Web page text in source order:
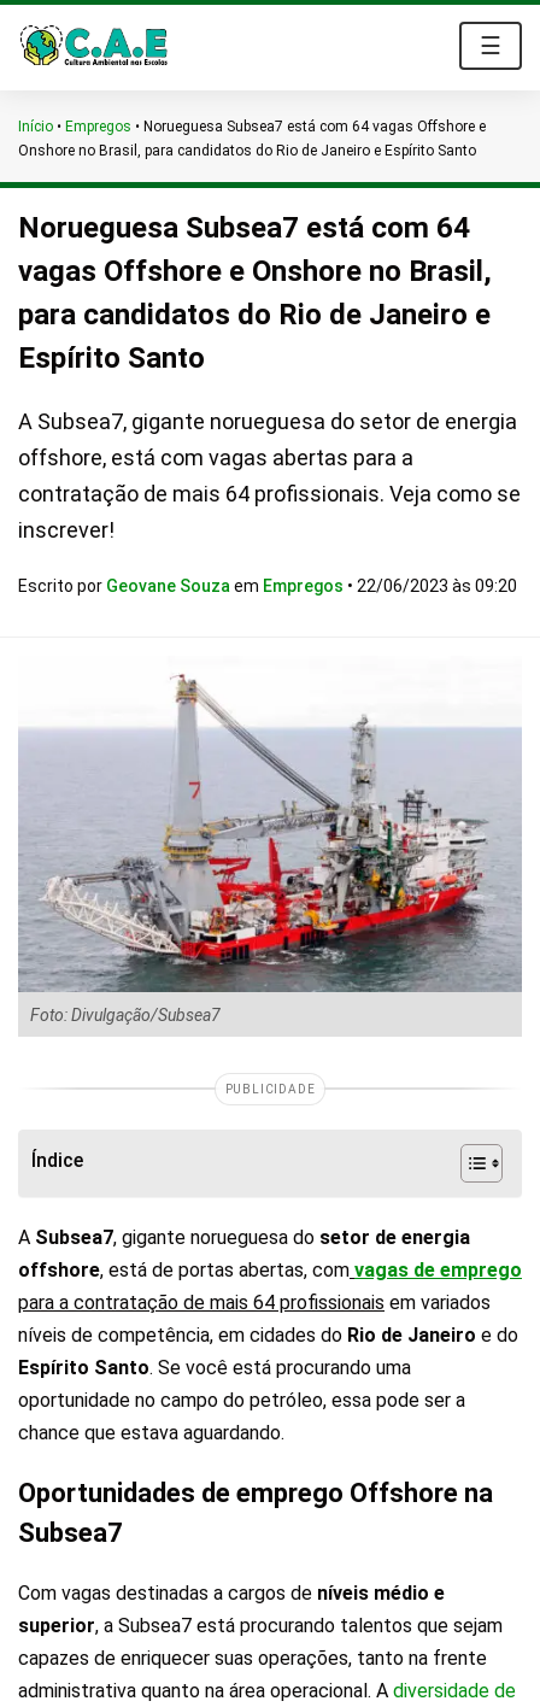
☰
Início • Empregos • Norueguesa Subsea7 está com 64 vagas Offshore e
Onshore no Brasil, para candidatos do Rio de Janeiro e Espírito Santo
Norueguesa Subsea7 está com 64
vagas Offshore e Onshore no Brasil,
para candidatos do Rio de Janeiro e
Espírito Santo
A Subsea7, gigante norueguesa do setor de energia
offshore, está com vagas abertas para a
contratação de mais 64 profissionais. Veja como se
inscrever!
Escrito por Geovane Souza em Empregos • 22/06/2023 às 09:20
Foto: Divulgação/Subsea7
PUBLICIDADE
Índice
A Subsea7, gigante norueguesa do setor de energia
offshore, está de portas abertas, com vagas de emprego
para a contratação de mais 64 profissionais em variados
níveis de competência, em cidades do Rio de Janeiro e do
Espírito Santo. Se você está procurando uma
oportunidade no campo do petróleo, essa pode ser a
chance que estava aguardando.
Oportunidades de emprego Offshore na
Subsea7
Com vagas destinadas a cargos de níveis médio e
superior, a Subsea7 está procurando talentos que sejam
capazes de enriquecer suas operações, tanto na frente
administrativa quanto na área operacional. A diversidade de